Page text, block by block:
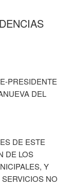
PRESIDENTE
DEL
DE ESTE
DE LOS
Y
NO